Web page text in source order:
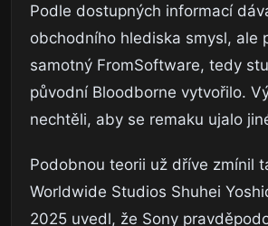
Podle dostupných informací
obchodního hlediska smysl, ale
samotný FromSoftware, tedy
původní Bloodborne vytvořilo.
nechtěli, aby se remaku ujalo
Podobnou teorii už dříve zmínil
Worldwide Studios Shuhei
2025 uvedl, že Sony